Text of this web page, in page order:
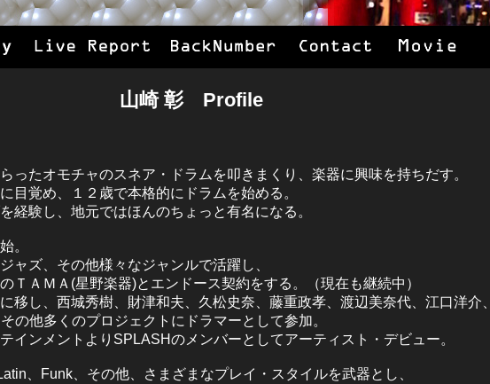
山崎 彰 Profile
ったオモチャのスネア・ドラムを叩きまくり、楽器に興味を持ちだす。
目覚め、１２歳で本格的にドラムを始める。
経験し、地元ではほんのちょっと有名になる。
。
ャズ、その他様々なジャンルで活躍し、
ＴＡＭＡ(星野楽器)とエンドース契約をする。（現在も継続中）
移し、西城秀樹、財津和夫、久松史奈、藤重政孝、渡辺美奈代、江口洋介、
の他多くのプロジェクトにドラマーとして参加。
インメントよりSPLASHのメンバーとしてアーティスト・デビュー。
、Funk、その他、さまざまなプレイ・スタイルを武器とし、